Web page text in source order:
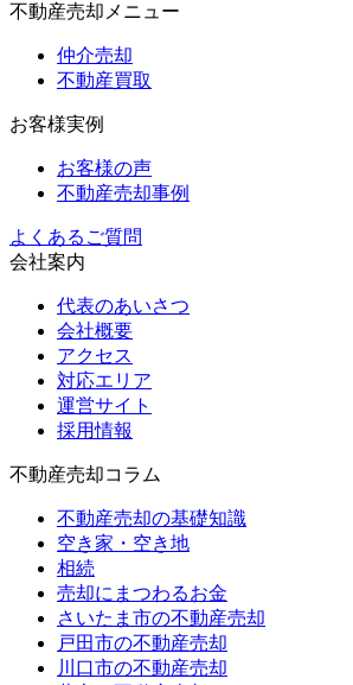
不動産売却メニュー
仲介売却
不動産買取
お客様実例
お客様の声
不動産売却事例
よくあるご質問
会社案内
代表のあいさつ
会社概要
アクセス
対応エリア
運営サイト
採用情報
不動産売却コラム
不動産売却の基礎知識
空き家・空き地
相続
売却にまつわるお金
さいたま市の不動産売却
戸田市の不動産売却
川口市の不動産売却